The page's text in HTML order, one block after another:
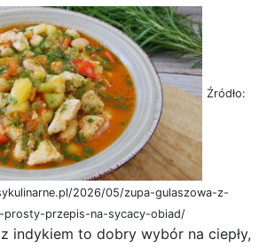
Źródło:
2026/05/zupa-gulaszowa-z-
prosty-przepis-na-sycacy-obiad/
indykiem to dobry wybór na ciepły,